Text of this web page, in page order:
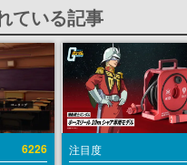
ている記事
6226 注目度